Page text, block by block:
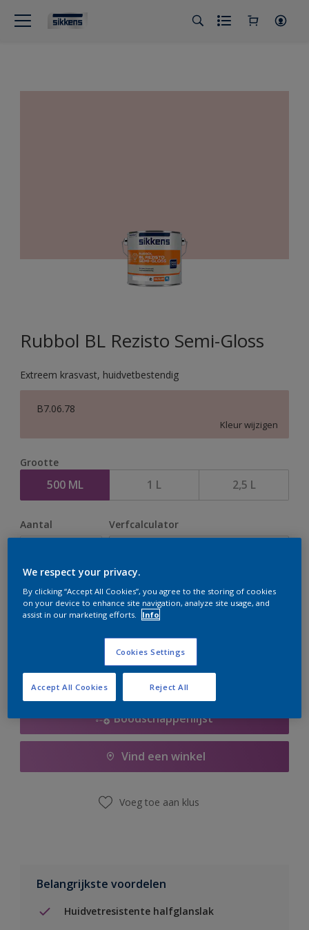
Rubbol BL Rezisto Semi-Gloss
Extreem krasvast, huidvetbestendig
B7.06.78
Kleur wijzigen
Grootte
500 ML 1 L 2,5 L
Aantal Verfcalculator
Op dit moment is het niet mogelijk dit product online
te bestellen. Houd de website in de gaten, we werken
Boodschappenlijst
Vind een winkel
Voeg toe aan klus
Belangrijkste voordelen
Huidvetresistente halfglanslak
We respect your privacy.
By clicking “Accept All Cookies”, you agree to the storing of cookies
on your device to enhance site navigation, analyze site usage, and
assist in our marketing efforts.
Info
Cookies Settings
Reject All
Accept All Cookies